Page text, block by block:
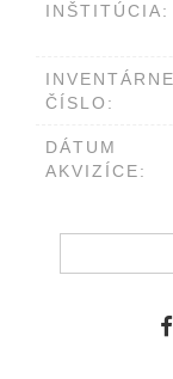
INŠTITÚCIA:
INVENTÁRNE
ČÍSLO:
DÁTUM
AKVIZÍCE: